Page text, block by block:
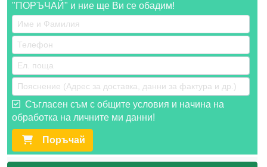
"ПОРЪЧАЙ" и ние ще Ви се обадим!
Съгласен съм с общите условия и начина на
обработка на личните ми данни!
Поръчай